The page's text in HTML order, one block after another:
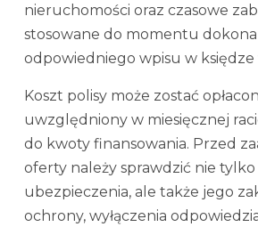
nieruchomości oraz czasowe
stosowane do momentu
odpowiedniego wpisu w księdze
Koszt polisy może zostać
uwzględniony w miesięcznej
do kwoty finansowania. Przed
oferty należy sprawdzić nie tylko
ubezpieczenia, ale także jego
ochrony, wyłączenia